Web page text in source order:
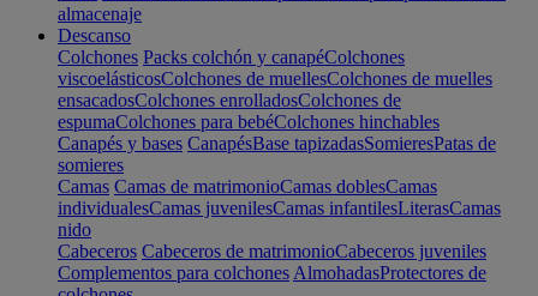
almacenaje
Descanso
Colchones Packs colchón y canapéColchones
viscoelásticosColchones de muellesColchones de muelles
ensacadosColchones enrolladosColchones de
espumaColchones para bebéColchones hinchables
Canapés y bases CanapésBase tapizadasSomieresPatas de
somieres
Camas Camas de matrimonioCamas doblesCamas
individualesCamas juvenilesCamas infantilesLiterasCamas
nido
Cabeceros Cabeceros de matrimonioCabeceros juveniles
Complementos para colchones AlmohadasProtectores de